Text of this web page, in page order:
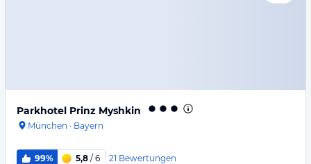
Parkhotel Prinz Myshkin
München · Bayern
99% 5,8 / 6 21 Bewertungen